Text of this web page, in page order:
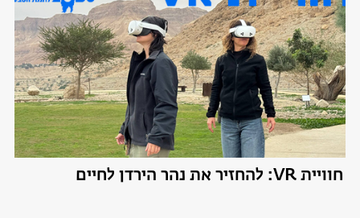
חוויית VR: להחזיר את נהר הירדן לחיים